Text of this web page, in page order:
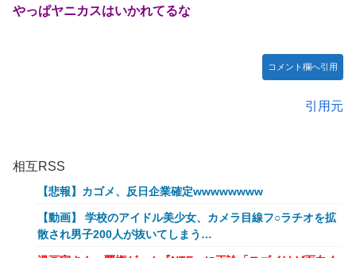
やっぱヤニカスはいかれてるな
コメント欄へ引用
引用元
相互RSS
【悲報】カゴメ、反日企業確定wwwwwwww
【動画】 学校のアイドル美少女、カメラ目線フ○ラチオを拡
散され男子200人が抜いてしまう…